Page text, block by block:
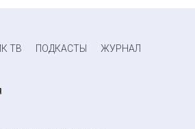
ТВ ПОДКАСТЫ ЖУРНАЛ